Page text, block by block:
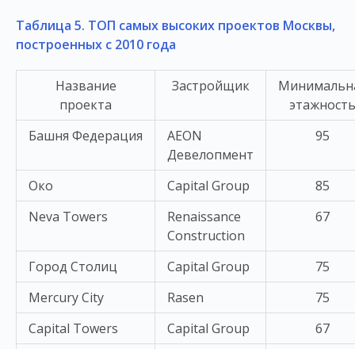
Таблица 5. ТОП самых высоких проектов Москвы,
построенных с 2010 года
Название
проекта
Застройщик
этажность
Башня Федерация
AEON
Девелопмент
95
Око Capital Group
85
Neva Towers
Renaissance
Construction
67
Город Столиц Capital Group
75
Mercury City
Rasen
75
Capital Towers
Capital Group
67